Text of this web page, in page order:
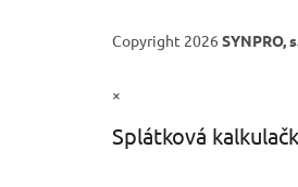
Copyright 2026 SYNPRO,
×
Splátková